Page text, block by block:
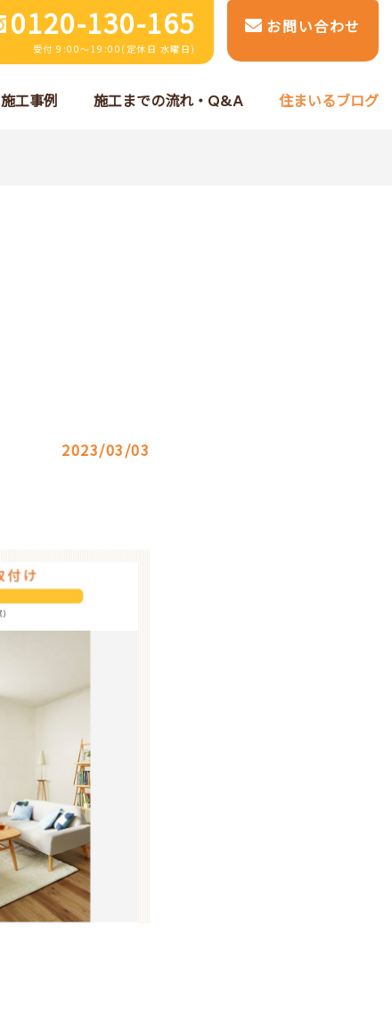
0120-130-165
受付 9:00～19:00(定休日 水曜日)
お問い合わせ
施工事例 施工までの流れ・Q&A 住まいるブログ
2023/03/03